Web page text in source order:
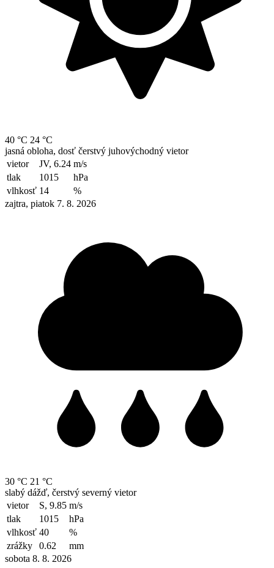
40 °C 24 °C
jasná obloha, dosť čerstvý juhovýchodný vietor
vietor
JV, 6.24 m/s
tlak
1015
hPa
vlhkosť 14
%
zajtra, piatok 7. 8. 2026
30 °C 21 °C
slabý dážď, čerstvý severný vietor
vietor
S, 9.85 m/s
tlak
1015
hPa
vlhkosť 40
%
zrážky
0.62
mm
sobota 8. 8. 2026